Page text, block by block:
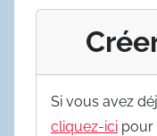
Si vous avez
cliquez-ici pour